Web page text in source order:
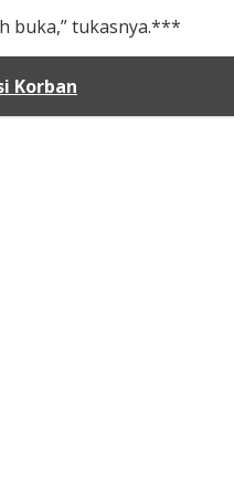
buka,” tukasnya.***
Korban